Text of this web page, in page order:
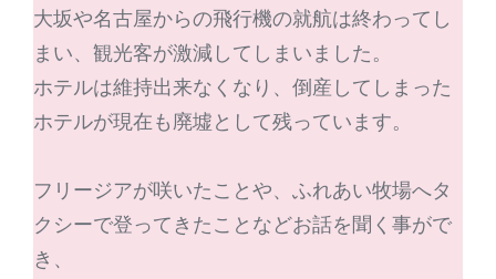
大坂や名古屋からの飛行機の就航は終わってし
まい、観光客が激減してしまいました。
ホテルは維持出来なくなり、倒産してしまった
ホテルが現在も廃墟として残っています。
フリージアが咲いたことや、ふれあい牧場へタ
クシーで登ってきたことなどお話を聞く事がで
き、